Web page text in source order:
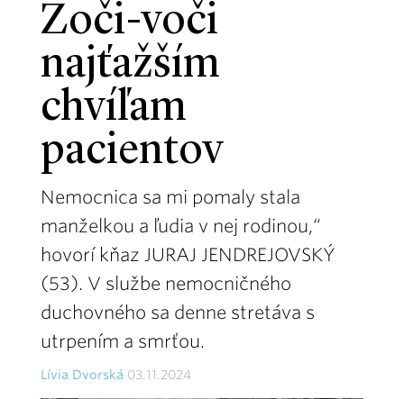
Zoči-voči
najťažším
chvíľam
pacientov
Nemocnica sa mi pomaly stala
manželkou a ľudia v nej rodinou,“
hovorí kňaz JURAJ JENDREJOVSKÝ
(53). V službe nemocničného
duchovného sa denne stretáva s
utrpením a smrťou.
Lívia Dvorská 03.11.2024